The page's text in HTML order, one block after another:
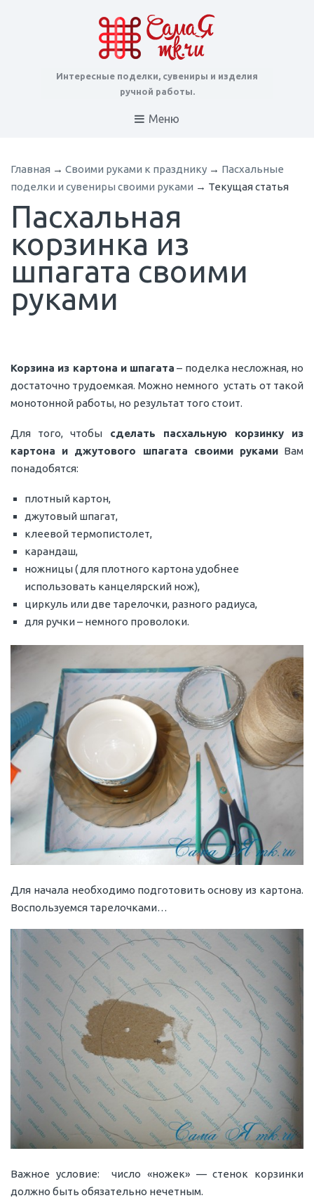
Интересные поделки, сувениры и изделия
ручной работы.
Меню
Главная → Cвоими руками к празднику → Пасхальные
поделки и сувениры своими руками → Текущая статья
Пасхальная
корзинка из
шпагата своими
руками
Корзина из картона и шпагата – поделка несложная, но
достаточно трудоемкая. Можно немного устать от такой
монотонной работы, но результат того стоит.
Для того, чтобы сделать пасхальную корзинку из
картона и джутового шпагата своими рукамиВам
понадобятся:
плотный картон,
джутовый шпагат,
клеевой термопистолет,
карандаш,
ножницы ( для плотного картона удобнее
использовать канцелярский нож),
циркуль или две тарелочки, разного радиуса,
для ручки – немного проволоки.
Для начала необходимо подготовить основу из картона.
Воспользуемся тарелочками…
Важное условие: число «ножек» — стенок корзинки
должно быть обязательно нечетным.